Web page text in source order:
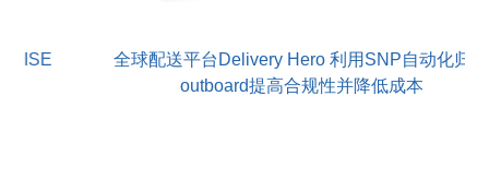
RISE
全球配送平台Delivery Hero 利用SNP自动化归档
outboard提高合规性并降低成本